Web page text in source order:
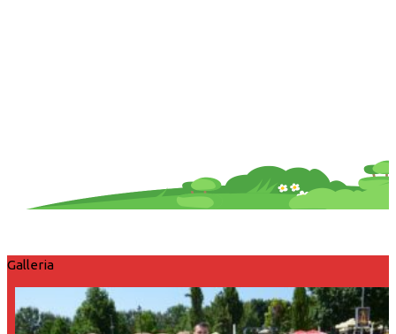
Galleria